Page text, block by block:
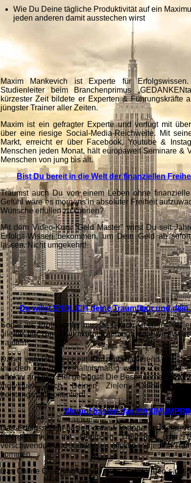
Wie Du Deine tägliche Produktivität auf ein
jeden anderen damit ausstechen wirst
Maxim Mankevich ist Experte für
Studienleiter beim Branchenprimus
kürzester Zeit bildete er Experten & Führungskräfte
jüngster Trainer aller Zeiten.
Maxim ist ein gefragter Experte und verfügt mit
über eine riesige Social-Media-Reichweite. Mit
Markt, erreicht er über Facebook, Youtube &
Menschen jeden Monat, hält europaweit Seminare &
Menschen von jung bis alt.
Bist Du bereit in die Welt der finanziellen
Träumst auch Du von einem Leben ohne
Gefühl wäre es morgens in absoluter Freiheit
Wünsche erfüllen zu können?
Mit dem Video-Kurs "Geld Master" wirst Du seit
Erfolgs-Wissen bekommen, um Dein Geld ab
lassen. Nicht umgekehrt!
Du willst ENDLICH deine Traumfigur und
Sogar als Profisportler musste Coach Cecil
alleine nie zum Traumkörper gelangt, egal wie viele
trainiert!
Daher entwickelte er ein Konzept, basierend auf 25
mit dem Du mit verhältnismäßig wenig Zeit- und
effektiv an Dein Ziel gelangst! Die Besonderheit des
individuell nach Deinen Zielen, Deinem
Leistungsstufe orientiert!
Worauf basiert das
Das Erfolgsrezept basiert darauf, knappe und teure
Energie nicht mit sinnlosen Übungen oder
verschwenden und stattdessen effektiv mit jedem
kommen.
Das Online Coaching enthält mehr als 80 Video´s mit